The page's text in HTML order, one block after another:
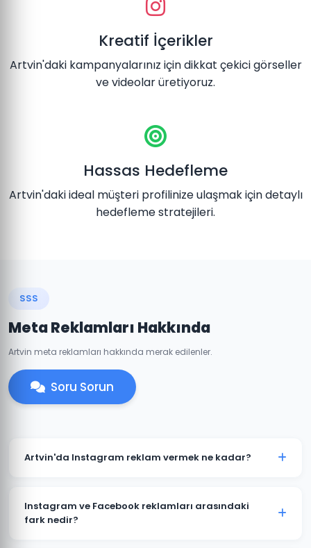
Kreatif İçerikler
Artvin'daki kampanyalarınız için dikkat çekici görseller
ve videolar üretiyoruz.
Hassas Hedefleme
Artvin'daki ideal müşteri profilinize ulaşmak için detaylı
hedefleme stratejileri.
SSS
Meta Reklamları Hakkında
Artvin meta reklamları hakkında merak edilenler.
Soru Sorun
Artvin'da Instagram reklam vermek ne kadar?
sektörünüze göre değişir. Artvin'daki işletmeniz için
günlük 50 TL'den başlayan bütçelerle etkili
Instagram ve Facebook reklamları arasındaki
fark nedir?